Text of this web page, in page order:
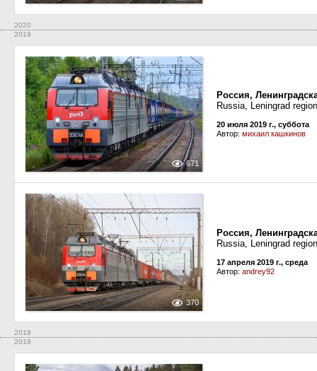
2020
2019
671
Россия,
Russia, Leningrad
20 июля 2019 г., суббота
Автор: михаил кашкинов
370
Россия,
Russia, Leningrad
17 апреля 2019 г., среда
Автор: andrey92
2019
2018